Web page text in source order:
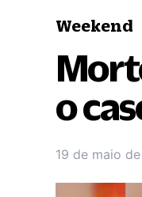
Weekend
o
19 de maio